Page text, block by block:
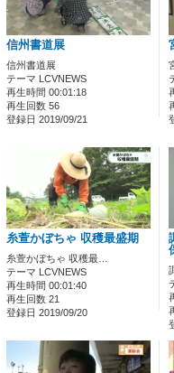
信州書道展
信州書道展
テーマ LCVNEWS
再生時間 00:01:18
再生回数 56
登録日 2019/09/21
糸萱かぼちゃ 収穫最盛期
糸萱かぼちゃ 収穫最…
テーマ LCVNEWS
再生時間 00:01:40
再生回数 21
登録日 2019/09/20